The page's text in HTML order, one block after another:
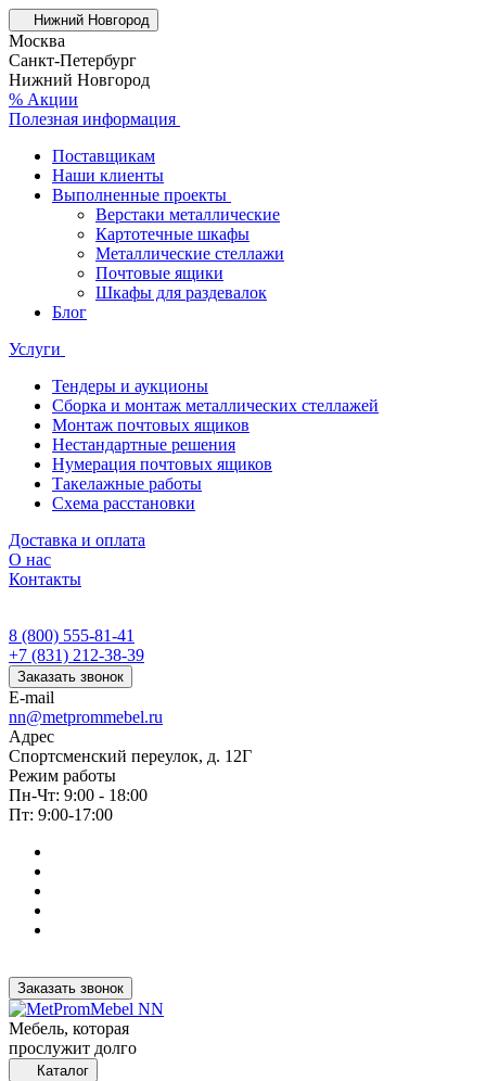
Нижний Новгород
Москва
Санкт-Петербург
Нижний Новгород
% Акции
Полезная информация
Поставщикам
Наши клиенты
Выполненные проекты
Верстаки металлические
Картотечные шкафы
Металлические стеллажи
Почтовые ящики
Шкафы для раздевалок
Блог
Услуги
Тендеры и аукционы
Сборка и монтаж металлических стеллажей
Монтаж почтовых ящиков
Нестандартные решения
Нумерация почтовых ящиков
Такелажные работы
Схема расстановки
Доставка и оплата
О нас
Контакты
8 (800) 555-81-41
+7 (831) 212-38-39
Заказать звонок
E-mail
nn@metprommebel.ru
Адрес
Спортсменский переулок, д. 12Г
Режим работы
Пн-Чт: 9:00 - 18:00
Пт: 9:00-17:00
Заказать звонок
Мебель, которая
прослужит долго
Каталог